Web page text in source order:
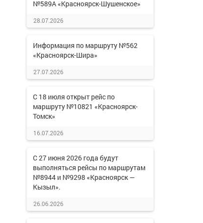
№589А «Красноярск-Шушенское»
28.07.2026
Информация по маршруту №562
«Красноярск-Шира»
27.07.2026
С 18 июля открыт рейс по
маршруту №10821 «Красноярск-
Томск»
16.07.2026
С 27 июня 2026 года будут
выполняться рейсы по маршрутам
№8944 и №9298 «Красноярск —
Кызыл».
26.06.2026